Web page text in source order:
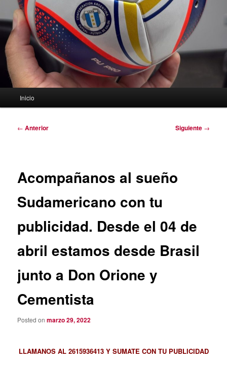
Inicio
Navegación
← Anterior Siguiente →
Acompañanos al sueño
Sudamericano con tu
publicidad. Desde el 04 de
abril estamos desde Brasil
junto a Don Orione y
Cementista
Posted onmarzo 29, 2022
LLAMANOS AL 2615936413 Y SUMATE CON TU PUBLICIDAD